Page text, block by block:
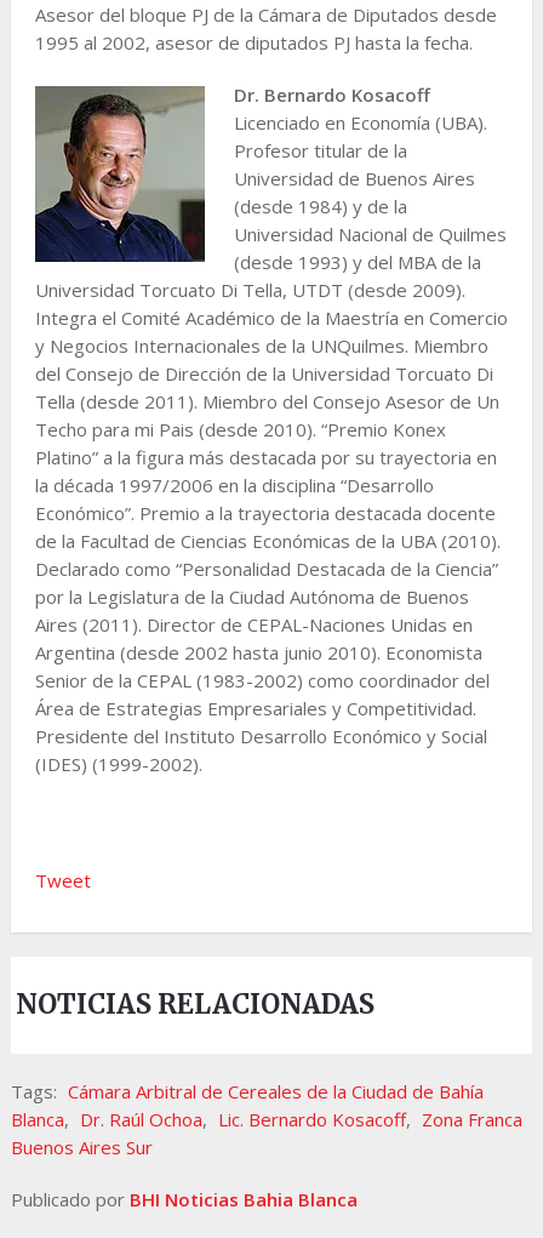
Asesor del bloque PJ de la Cámara de Diputados desde
1995 al 2002, asesor de diputados PJ hasta la fecha.
Dr. Bernardo Kosacoff
Licenciado en Economía (UBA).
Profesor titular de la
Universidad de Buenos Aires
(desde 1984) y de la
Universidad Nacional de Quilmes
(desde 1993) y del MBA de la
Universidad Torcuato Di Tella, UTDT (desde 2009).
Integra el Comité Académico de la Maestría en Comercio
y Negocios Internacionales de la UNQuilmes. Miembro
del Consejo de Dirección de la Universidad Torcuato Di
Tella (desde 2011). Miembro del Consejo Asesor de Un
Techo para mi Pais (desde 2010). “Premio Konex
Platino” a la figura más destacada por su trayectoria en
la década 1997/2006 en la disciplina “Desarrollo
Económico”. Premio a la trayectoria destacada docente
de la Facultad de Ciencias Económicas de la UBA (2010).
Declarado como “Personalidad Destacada de la Ciencia”
por la Legislatura de la Ciudad Autónoma de Buenos
Aires (2011). Director de CEPAL-Naciones Unidas en
Argentina (desde 2002 hasta junio 2010). Economista
Senior de la CEPAL (1983-2002) como coordinador del
Área de Estrategias Empresariales y Competitividad.
Presidente del Instituto Desarrollo Económico y Social
(IDES) (1999-2002).
Tweet
NOTICIAS RELACIONADAS
Tags: Cámara Arbitral de Cereales de la Ciudad de Bahía
Blanca, Dr. Raúl Ochoa, Lic. Bernardo Kosacoff, Zona Franca
Buenos Aires Sur
Publicado por BHI Noticias Bahia Blanca